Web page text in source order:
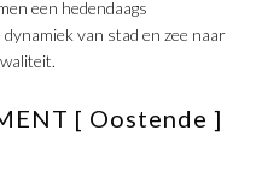
een hedendaags
van stad en zee naar
[ Oostende ]